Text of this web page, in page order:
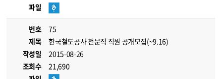
파일
번호
75
제목
한국철도공사 전문직 직원 공개모집(~9.16)
작성일
2015-08-26
조회수
21,690